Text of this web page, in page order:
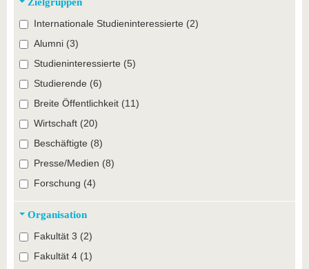
Internationale Studieninteressierte (2)
Alumni (3)
Studieninteressierte (5)
Studierende (6)
Breite Öffentlichkeit (11)
Wirtschaft (20)
Beschäftigte (8)
Presse/Medien (8)
Forschung (4)
Organisation
Fakultät 3 (2)
Fakultät 4 (1)